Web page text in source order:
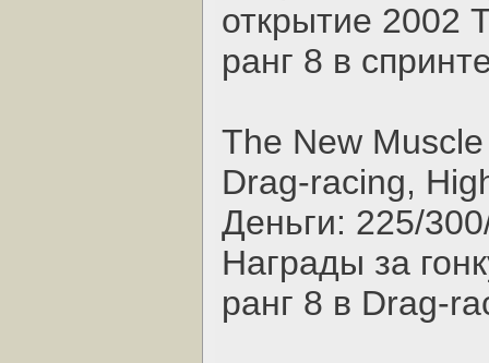
открытие 2002
ранг 8 в
The New
Drag-racing,
Деньги: 225/
Награды за
ранг 8 в Drag-